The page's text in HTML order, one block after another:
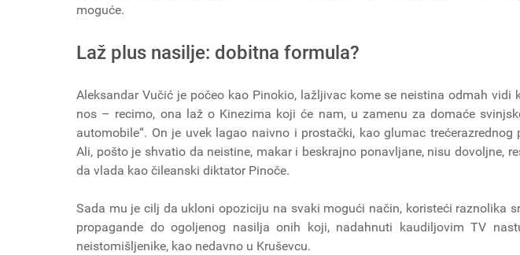
moguće.
Laž plus nasilje: dobitna formula?
Aleksandar Vučić je počeo kao Pinokio, lažljivac kome se neistina odmah vidi
nos – recimo, ona laž o Kinezima koji će nam, u zamenu za domaće
automobile“. On je uvek lagao naivno i prostački, kao glumac trećerazrednog
Ali, pošto je shvatio da neistine, makar i beskrajno ponavljane, nisu dovoljne,
da vlada kao čileanski diktator Pinoče.
Sada mu je cilj da ukloni opoziciju na svaki mogući način, koristeći raznolika
propagande do ogoljenog nasilja onih koji, nadahnuti kaudiljovim TV
neistomišljenike, kao nedavno u Kruševcu.